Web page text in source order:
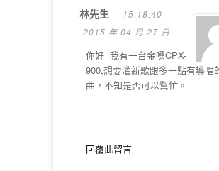
林先生
15:18:40
2015 年 04 月 27 日
你好 我有一台金嗓CPX-
900,想要灌新歌跟多一點有導唱
曲，不知是否可以幫忙。
回覆此留言